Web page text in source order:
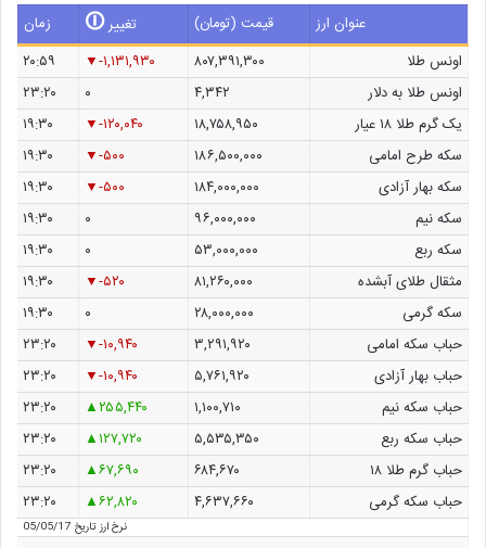
عنوان ارز قیمت (تومان) تغییر🛈
زمان
اونس طلا
۸۰۷,۳۹۱,۳۰۰ -۱,۱۳۱,۹۳۰
۲۰:۵۹
اونس طلا به دلار
۴,۳۴۲ ۰
۲۳:۲۰
یک گرم طلا ۱۸ عیار
۱۸,۷۵۸,۹۵۰ -۱۲۰,۰۴۰
۱۹:۳۰
سکه طرح امامی
۱۸۶,۵۰۰,۰۰۰ -۵۰۰
۱۹:۳۰
سکه بهار آزادی
۱۸۴,۰۰۰,۰۰۰ -۵۰۰
۱۹:۳۰
سکه نیم
۹۶,۰۰۰,۰۰۰ ۰
۱۹:۳۰
سکه ربع
۵۳,۰۰۰,۰۰۰ ۰
۱۹:۳۰
مثقال طلای آبشده
۸۱,۲۶۰,۰۰۰ -۵۲۰
۱۹:۳۰
سکه گرمی
۲۸,۰۰۰,۰۰۰ ۰
۱۹:۳۰
حباب سکه امامی
۳,۲۹۱,۹۲۰ -۱۰,۹۴۰
۲۳:۲۰
حباب بهار آزادی
۵,۷۶۱,۹۲۰ -۱۰,۹۴۰
۲۳:۲۰
حباب سکه نیم
۱,۱۰۰,۷۱۰ ۲۵۵,۴۴۰
۲۳:۲۰
حباب سکه ربع
۵,۵۳۵,۳۵۰ ۱۲۷,۷۲۰
۲۳:۲۰
حباب گرم طلا ۱۸
۶۸۴,۶۷۰ ۶۷,۶۹۰
۲۳:۲۰
حباب سکه گرمی
۴,۶۳۷,۶۶۰ ۶۲,۸۲۰ ۲۳:۲۰
نرخ ارزتاریخ 05/05/17